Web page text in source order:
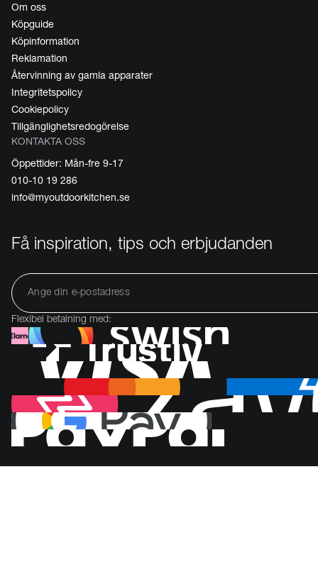
Om oss
Köpguide
Köpinformation
Reklamation
Återvinning av gamla apparater
Integritetspolicy
Cookiepolicy
Tillgänglighetsredogörelse
KONTAKTA OSS
Öppettider: Mån-fre 9-17
010-10 19 286
info@myoutdoorkitchen.se
Få inspiration, tips och erbjudanden
Flexibel betalning med: